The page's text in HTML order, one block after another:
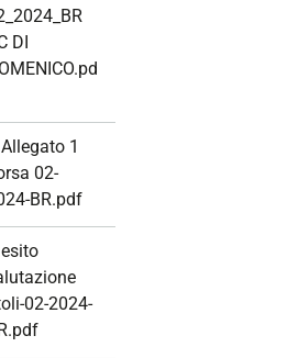
DI
Allegato 1
02-
BR.pdf
esito
02-2024-